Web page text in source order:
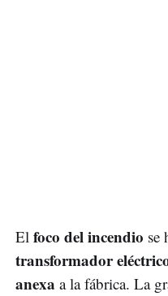
El foco del incendio se
transformador
anexa a la fábrica. La